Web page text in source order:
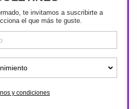
te invitamos a suscribirte a
el que más te guste.
y condiciones